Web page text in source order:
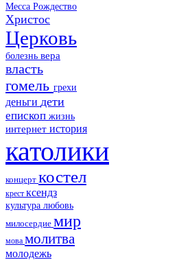
Месса Рождество
Христос
Церковь
болезнь вера
власть
гомель грехи
деньги дети
епископ жизнь
интернет история
католики
концерт костел
крест ксендз
культура любовь
милосердие мир
мова молитва
молодежь